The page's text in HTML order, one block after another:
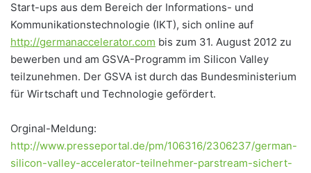
Start-ups aus dem Bereich der Informations- und
Kommunikationstechnologie (IKT), sich online auf
http://germanaccelerator.com bis zum 31. August 2012 zu
bewerben und am GSVA-Programm im Silicon Valley
teilzunehmen. Der GSVA ist durch das Bundesministerium
für Wirtschaft und Technologie gefördert.
Orginal-Meldung:
http://www.presseportal.de/pm/106316/2306237/german-
silicon-valley-accelerator-teilnehmer-parstream-sichert-